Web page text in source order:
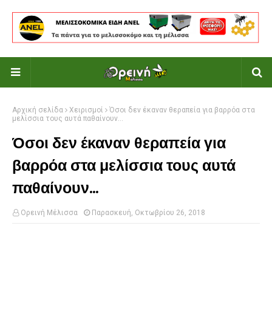
Αρχική σελίδα Χειρισμοί
Όσοι δεν έκαναν θεραπεία για βαρρόα στα
μελίσσια τους αυτά παθαίνουν...
Όσοι δεν έκαναν θεραπεία για
βαρρόα στα μελίσσια τους αυτά
παθαίνουν...
Ορεινή Μέλισσα Παρασκευή, Οκτωβρίου 26, 2018